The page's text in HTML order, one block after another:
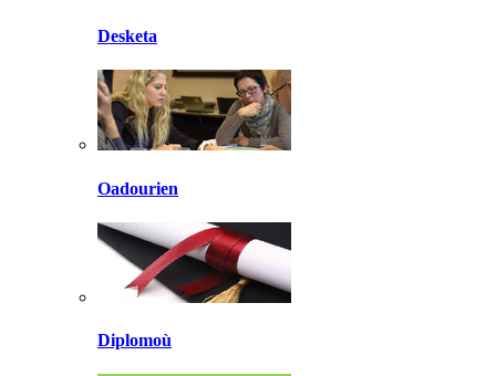
Desketa
Oadourien
Diplomoù